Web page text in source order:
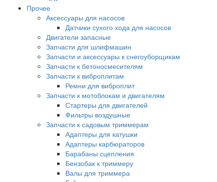
Прочее
Аксессуары для насосов
Датчики сухого хода для насосов
Двигатели запасные
Запчасти для шлифмашин
Запчасти и аксессуары к снегоуборщикам
Запчасти к бетоносмесителям
Запчасти к виброплитам
Ремни для виброплит
Запчасти к мотоблокам и двигателям
Стартеры для двигателей
Фильтры воздушные
Запчасти к садовым триммерам
Адаптеры для катушки
Адаптеры карбюраторов
Барабаны сцепления
Бензобак к триммеру
Валы для триммера